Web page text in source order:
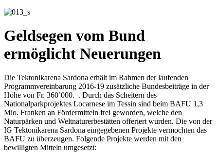
Geldsegen vom Bund
ermöglicht Neuerungen
Die Tektonikarena Sardona erhält im Rahmen der laufenden
Programmvereinbarung 2016-19 zusätzliche Bundesbeiträge in der
Höhe von Fr. 360’000.–. Durch das Scheitern des
Nationalparkprojektes Locarnese im Tessin sind beim BAFU 1,3
Mio. Franken an Fördermitteln frei geworden, welche den
Naturpärken und Weltnaturerbestätten offeriert wurden. Die von der
IG Tektonikarena Sardona eingegebenen Projekte vermochten das
BAFU zu überzeugen. Folgende Projekte werden mit den
bewilligten Mitteln umgesetzt: